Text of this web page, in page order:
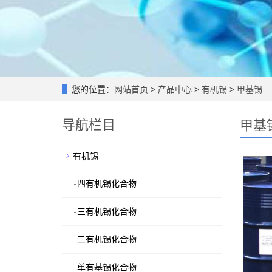
您的位置： 网站首页 > 产品中心 > 有机锡 > 甲基锡
甲基
导航栏目
有机锡
四有机锡化合物
三有机锡化合物
二有机锡化合物
单有基锡化合物